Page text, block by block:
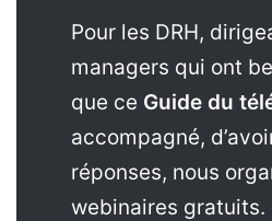
Pour les DRH,
managers qui ont
que ce Guide du
accompagné,
réponses, nous
webinaires gratuits.